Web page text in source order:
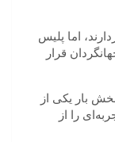
اما پلیس
قرار
بار یکی از
را از